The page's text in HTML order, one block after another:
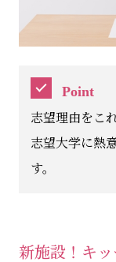
Point
志望理由をこ
志望大学に熱
す。
新施設！キッ